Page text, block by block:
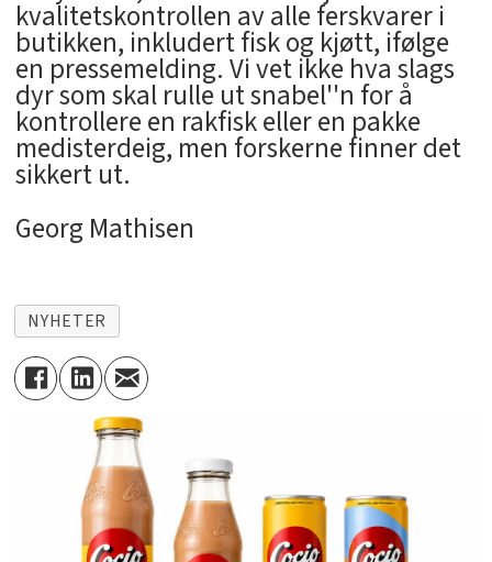
kvalitetskontrollen av alle ferskvarer i
butikken, inkludert fisk og kjøtt, ifølge
en pressemelding. Vi vet ikke hva slags
dyr som skal rulle ut snabel''n for å
kontrollere en rakfisk eller en pakke
medisterdeig, men forskerne finner det
sikkert ut.
Georg Mathisen
NYHETER